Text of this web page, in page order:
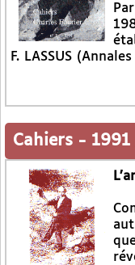
F. LASSUS
Cahiers -